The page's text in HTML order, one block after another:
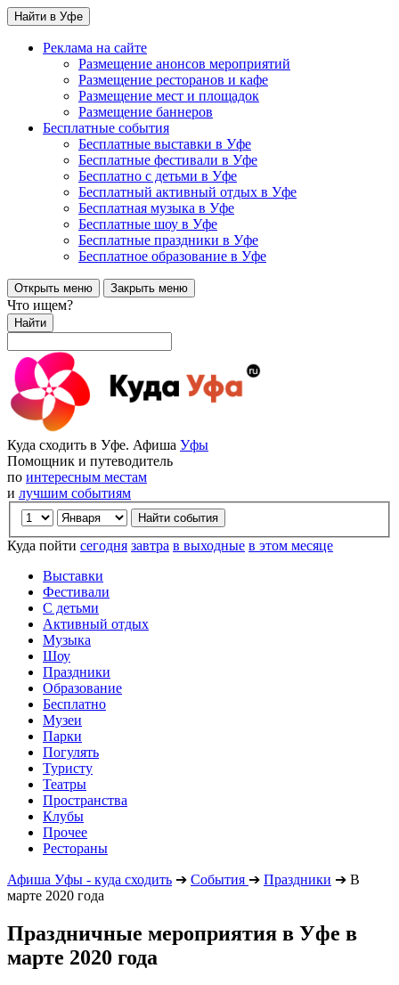
Найти в Уфе
Реклама на сайте
Размещение анонсов мероприятий
Размещение ресторанов и кафе
Размещение мест и площадок
Размещение баннеров
Бесплатные события
Бесплатные выставки в Уфе
Бесплатные фестивали в Уфе
Бесплатно с детьми в Уфе
Бесплатный активный отдых в Уфе
Бесплатная музыка в Уфе
Бесплатные шоу в Уфе
Бесплатные праздники в Уфе
Бесплатное образование в Уфе
Открыть меню Закрыть меню
Что ищем?
Найти
Куда сходить в Уфе. Афиша Уфы
Помощник и путеводитель
по интересным местам
и лучшим событиям
Куда пойти сегодня завтра в выходные в этом месяце
Выставки
Фестивали
С детьми
Активный отдых
Музыка
Шоу
Праздники
Образование
Бесплатно
Музеи
Парки
Погулять
Туристу
Театры
Пространства
Клубы
Прочее
Рестораны
Афиша Уфы - куда сходить ➔ События ➔ Праздники ➔ В
марте 2020 года
Праздничные мероприятия в Уфе в
марте 2020 года